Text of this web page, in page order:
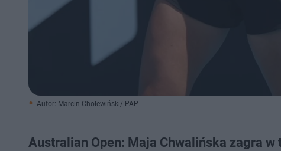
Autor: Marcin Cholewiński/ PAP
Australian Open: Maja Chwalińska zagra w